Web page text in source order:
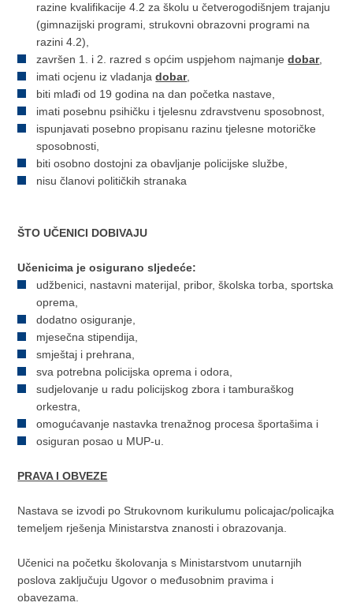
razine kvalifikacije 4.2 za školu u četverogodišnjem trajanju
(gimnazijski programi, strukovni obrazovni programi na
razini 4.2),
završen 1. i 2. razred s općim uspjehom najmanjedobar,
imati ocjenu iz vladanjadobar,
biti mlađi od 19 godina na dan početka nastave,
imati posebnu psihičku i tjelesnu zdravstvenu sposobnost,
ispunjavati posebno propisanu razinu tjelesne motoričke
sposobnosti,
biti osobno dostojni za obavljanje policijske službe,
nisu članovi političkih stranaka
ŠTO UČENICI DOBIVAJU
Učenicima je osigurano sljedeće:
udžbenici, nastavni materijal, pribor, školska torba, sportska
oprema,
dodatno osiguranje,
mjesečna stipendija,
smještaj i prehrana,
sva potrebna policijska oprema i odora,
sudjelovanje u radu policijskog zbora i tamburaškog
orkestra,
omogućavanje nastavka trenažnog procesa športašima i
osiguran posao u MUP-u.
PRAVA I OBVEZE
Nastava se izvodi po Strukovnom kurikulumu policajac/policajka
temeljem rješenja Ministarstva znanosti i obrazovanja.
Učenici na početku školovanja s Ministarstvom unutarnjih
poslova zaključuju Ugovor o međusobnim pravima i
obavezama.